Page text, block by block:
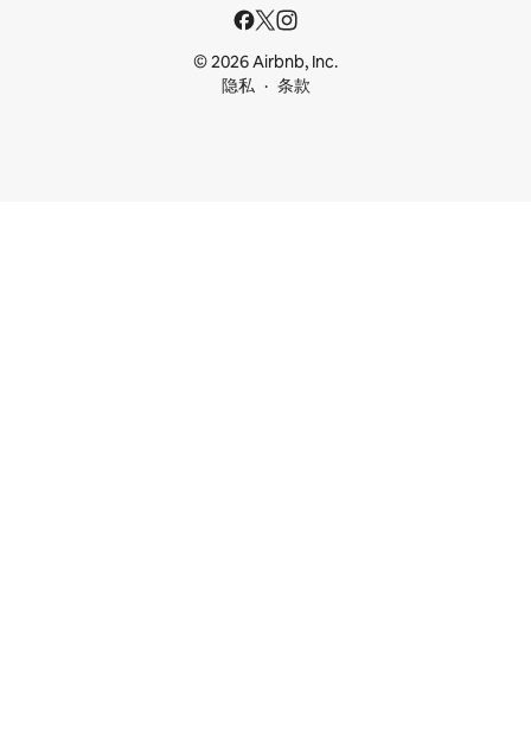
© 2026 Airbnb, Inc.
隐私
条款